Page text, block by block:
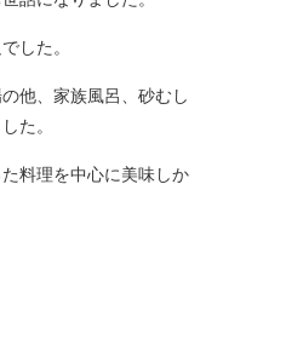
した。
他、家族風呂、砂むし
た。
料理を中心に美味しか